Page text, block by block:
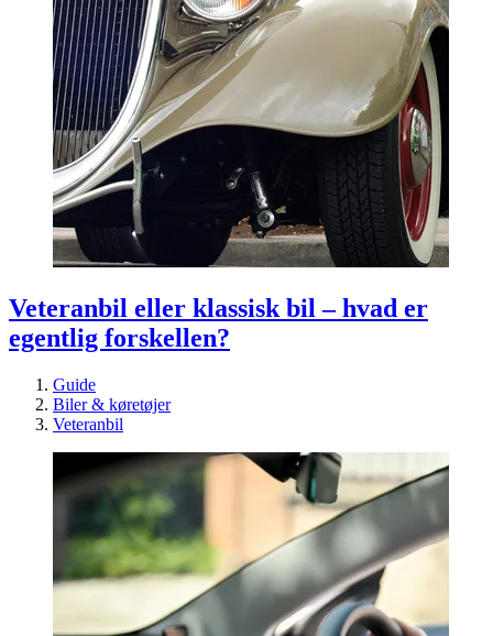
Veteranbil eller klassisk bil – hvad er
egentlig forskellen?
Guide
Biler & køretøjer
Veteranbil